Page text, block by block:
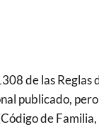
de las
publicado,
de